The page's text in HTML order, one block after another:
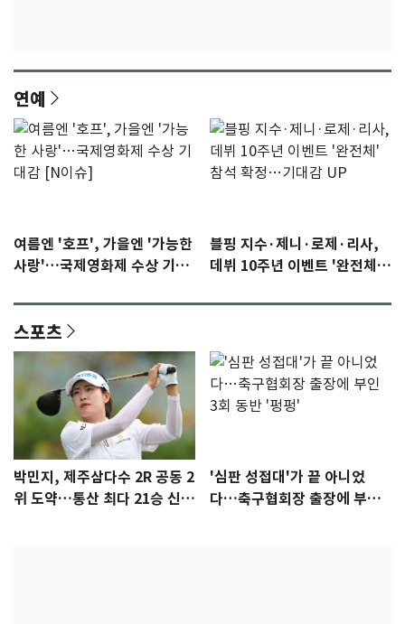
연예
여름엔 '호프', 가을엔 '가능한
사랑'…국제영화제 수상 기대
블핑 지수·제니·로제·리사,
데뷔 10주년 이벤트 '완전체'
스포츠
박민지, 제주삼다수 2R 공동 2
위 도약…통산 최다 21승 신기
'심판 성접대'가 끝 아니었
다…축구협회장 출장에 부인